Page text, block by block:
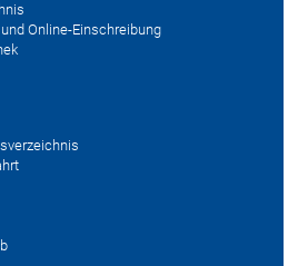
Online-Einschreibung